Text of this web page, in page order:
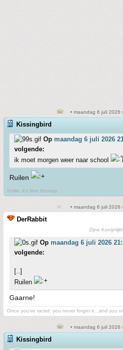
• maandag 6 juli 2026
Kissingbird
Op maandag 6 juli 2026
volgende:
ik moet morgen weer naar school
Ruilen
Smile, it's free therapy.
• maandag 6 juli 2026
DerRabbit
Zijne
Op maandag 6 juli 2026
volgende:
[..]
Ruilen
Gaarne!
Once you’ve raced, you never forget it…and you
• maandag 6 juli 2026
Kissingbird